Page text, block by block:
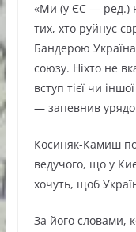
«Ми (у ЄС — ред.)
тих, хто руйнує
Бандерою
союзу. Ніхто не
вступ тієї чи
— запевнив
Косиняк-Камиш
ведучого, що у
хочуть, щоб
За його словами,